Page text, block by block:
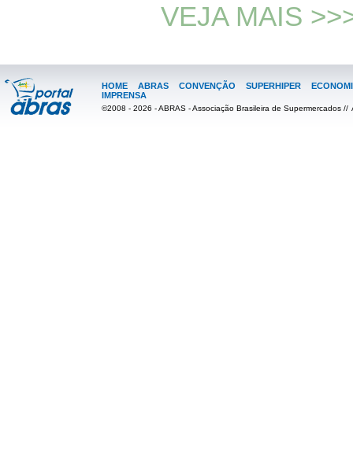
VEJA MAIS
HOME ABRAS CONVENÇÃO SUPERHIPER
IMPRENSA
©2008 - 2026 - ABRAS - Associação Brasileira de Supermercados //